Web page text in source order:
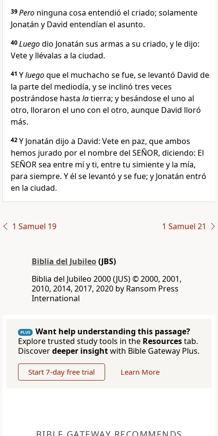
39Pero ninguna cosa entendió el criado; solamente
Jonatán y David entendían el asunto.
40Luegodio Jonatán sus armas a su criado, y le dijo:
Vete y llévalas a la ciudad.
41 Yluegoque el muchacho se fue, se levantó David de
la parte del mediodía, y se inclinó tres veces
postrándose hasta latierra; y besándose el uno al
otro, lloraron el uno con el otro, aunque David lloró
más.
42Y Jonatán dijo a David: Vete en paz, que ambos
hemos jurado por el nombre del SEÑOR, diciendo: El
SEÑOR sea entre mí y ti, entre tu simiente y la mía,
para siempre. Y él se levantó y se fue; y Jonatán entró
en la ciudad.
1 Samuel 19 1 Samuel 21
Biblia del Jubileo(JBS)
Biblia del Jubileo 2000 (JUS) © 2000, 2001,
2010, 2014, 2017, 2020 by Ransom Press
International
PLUS
Want help understanding this passage?
Explore trusted study tools in the Resourcestab.
Discoverdeeper insightwith Bible Gateway Plus.
Start 7-day free trial Learn More